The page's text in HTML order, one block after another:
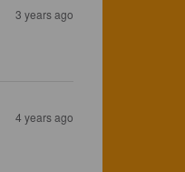
3 years ago
4 years ago